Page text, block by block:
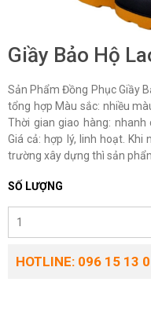
Giầy Bảo Hộ
Sản Phẩm Đồng Phục Giầy
tổng hợp Màu sắc: nhiều
Thời gian giao hàng:
Giá cả: hợp lý, linh hoạt.
trường xây dựng thì sản
SỐ LƯỢNG
HOTLINE: 096 15 13